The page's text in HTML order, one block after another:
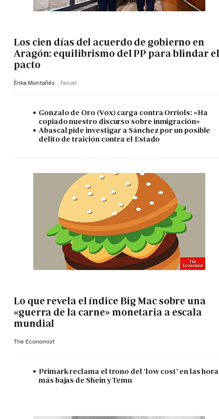
Los cien días del acuerdo de gobierno en
Aragón: equilibrismo del PP para blindar el
pacto
Érika Montañés Teruel
Gonzalo de Oro (Vox) carga contra Orriols: «Ha
copiado nuestro discurso sobre inmigración»
Abascal pide investigar a Sánchez por un posible
delito de traición contra el Estado
Lo que revela el índice Big Mac sobre una
«guerra de la carne» monetaria a escala
mundial
The Economist
Primark reclama el trono del 'low cost' en las
más bajas de Shein y Temu